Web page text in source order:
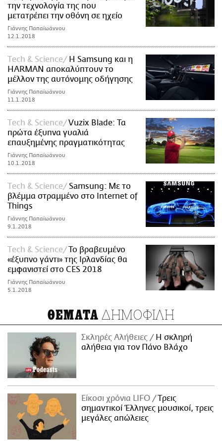
την τεχνολογία της που
μετατρέπει την οθόνη σε ηχείο
Γιάννης Παπαϊωάννου
12.1.2018
Τech & Science
H Samsung και η
HARMAN αποκαλύπτουν το
μέλλον της αυτόνομης οδήγησης
Γιάννης Παπαϊωάννου
11.1.2018
Τech & Science
Vuzix Blade: Τα
πρώτα έξυπνα γυαλιά
επαυξημένης πραγματικότητας
Γιάννης Παπαϊωάννου
10.1.2018
Τech & Science
Samsung: Mε το
βλέμμα στραμμένο στο Internet of
Things
Γιάννης Παπαϊωάννου
9.1.2018
Τech & Science
To βραβευμένο
«έξυπνο γάντι» της Ιρλανδίας θα
εμφανιστεί στο CES 2018
Γιάννης Παπαϊωάννου
5.1.2018
ΘΕΜΑΤΑ ΔΗΜΟΦΙΛΗ
Σκληρές Αλήθειες
H σκληρή
αλήθεια για τον Πάνο Βλάχο
Είκοσι χρόνια LIFO
Tρεις
σημαντικοί Έλληνες μουσικοί, τρεις
μεγάλες απώλειες